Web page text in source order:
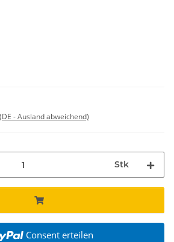
(DE - Ausland abweichend)
Stk
Consent erteilen